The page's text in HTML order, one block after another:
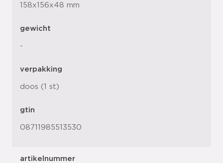
158x156x48 mm
gewicht
-
verpakking
doos (1 st)
gtin
08711985513530
artikelnummer